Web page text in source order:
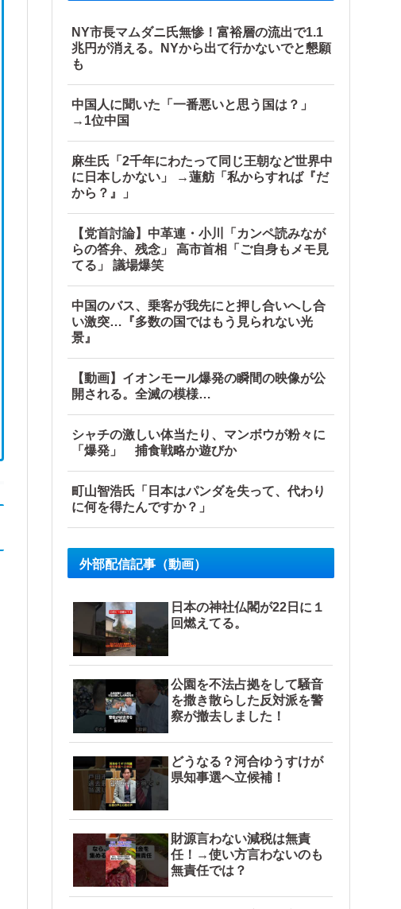
NY市長マムダニ氏無惨！富裕層の流出で1.1
兆円が消える。NYから出て行かないでと懇願
も
中国人に聞いた「一番悪いと思う国は？」
→1位中国
麻生氏「2千年にわたって同じ王朝など世界中
に日本しかない」 →蓮舫「私からすれば『だ
から？』」
【党首討論】中革連・小川「カンペ読みなが
らの答弁、残念」 高市首相「ご自身もメモ見
てる」 議場爆笑
中国のバス、乗客が我先にと押し合いへし合
い激突…『多数の国ではもう見られない光
景』
【動画】イオンモール爆発の瞬間の映像が公
開される。全滅の模様…
シャチの激しい体当たり、マンボウが粉々に
「爆発」 捕食戦略か遊びか
町山智浩氏「日本はパンダを失って、代わり
に何を得たんですか？」
外部配信記事（動画）
日本の神社仏閣が22日に１
回燃えてる。
公園を不法占拠をして騒音
を撒き散らした反対派を警
察が撤去しました！
どうなる？河合ゆうすけが
県知事選へ立候補！
財源言わない減税は無責
任！→使い方言わないのも
無責任では？